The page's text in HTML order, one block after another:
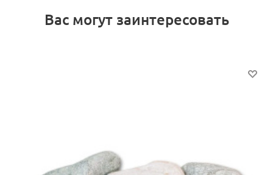
Вас могут заинтересовать